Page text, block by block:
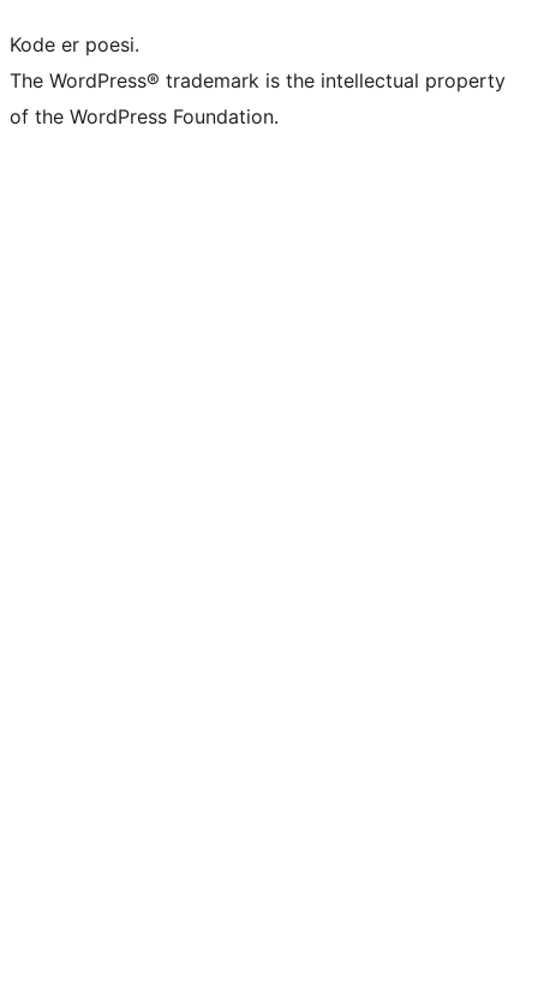
Kode er poesi.
The WordPress® trademark is the intellectual property
of the WordPress Foundation.